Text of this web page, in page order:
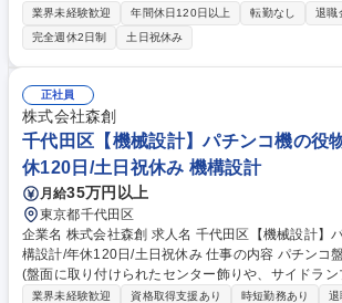
業をご担当いただきます◎お客様のニーズをかなえ
で形にして提案するためやりがいあり！ 【顧客】HPや展示会経由でのお
問い合わせ/お取引先・金融機関からのご紹介先 【
打ち合わせでお客様のニーズをヒアリングし、社内
か検討→2回目の打ち合わせで具体的な提案を実施(
います) 【評価制度】売上ではなく、最終目標に沿っ
かのプロセスを重視して評価いたします。 募集職種 北名古屋市【新規事
業の法人・提案営業】未経験歓迎★手当充実◎年休
業界未経験歓迎 年間休日120日以上 転勤なし
退職
完全週休2日制
土日祝休み
正社員
株式会社森創
千代田区【機械設計】パチンコ機の役
休120日/土日祝休み 機構設計
月給35万円以上
東京都千代田区
企業名 株式会社森創 求人名 千代田区【機械設計】パチンコ機の役物の機
構設計/年休120日/土日祝休み 仕事の内容 パチンコ盤面の樹脂部品、役物
(盤面に取り付けられたセンター飾りや、サイドラ
の部品)・筐体の機構設計をお任せします。将来的
業界未経験歓迎 資格取得支援あり 時短勤務あり 退